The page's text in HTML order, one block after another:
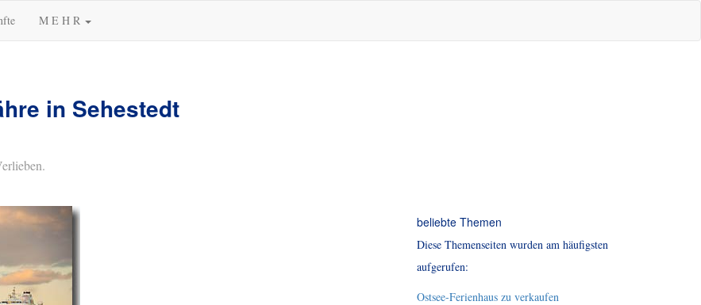
M E H R
in Sehestedt
beliebte Themen
Diese Themenseiten wurden am häufigsten
aufgerufen:
Ostsee-Ferienhaus zu verkaufen